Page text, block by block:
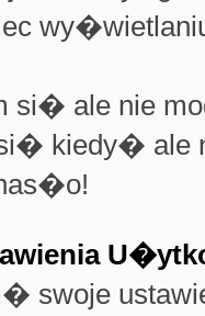
si� ale nie
kiedy�
swoje